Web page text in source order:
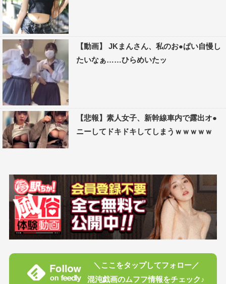
【動画】 JKまんさん、私のお●ぱい自慢し
たいなぁ……ひらめいたッ
【悲報】素人女子、新幹線車内で露出オ●
ニーしてドキドキしてしまうｗｗｗｗｗ
＼ここをタップしてフォロー／
混沌戯画のムフフ情報をチェック♪